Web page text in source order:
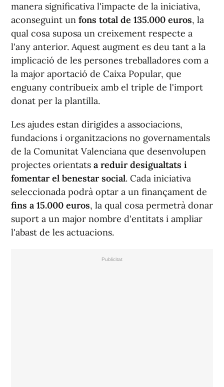
manera significativa l'impacte de la iniciativa,
aconseguint un fons total de 135.000 euros, la
qual cosa suposa un creixement respecte a
l'any anterior. Aquest augment es deu tant a la
implicació de les persones treballadores com a
la major aportació de Caixa Popular, que
enguany contribueix amb el triple de l'import
donat per la plantilla.
Les ajudes estan dirigides a associacions,
fundacions i organitzacions no governamentals
de la Comunitat Valenciana que desenvolupen
projectes orientats a reduir desigualtats i
fomentar el benestar social. Cada iniciativa
seleccionada podrà optar a un finançament de
fins a 15.000 euros, la qual cosa permetrà donar
suport a un major nombre d'entitats i ampliar
l'abast de les actuacions.